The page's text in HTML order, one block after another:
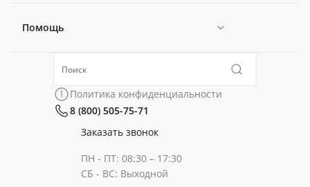
Новости
Политика конфиденциальности
Помощь
Коллекции
Политика конфиденциальности
8 (800) 505-75-71
Заказать звонок
ПН - ПТ: 08:30 – 17:30
СБ - ВС: Выходной